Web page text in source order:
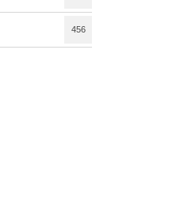
456